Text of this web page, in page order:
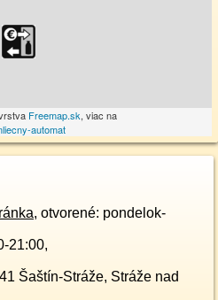
Freemap.sk, viac na
automat
, otvorené: pondelok-
21:00,
Šaštín-Stráže, Stráže nad